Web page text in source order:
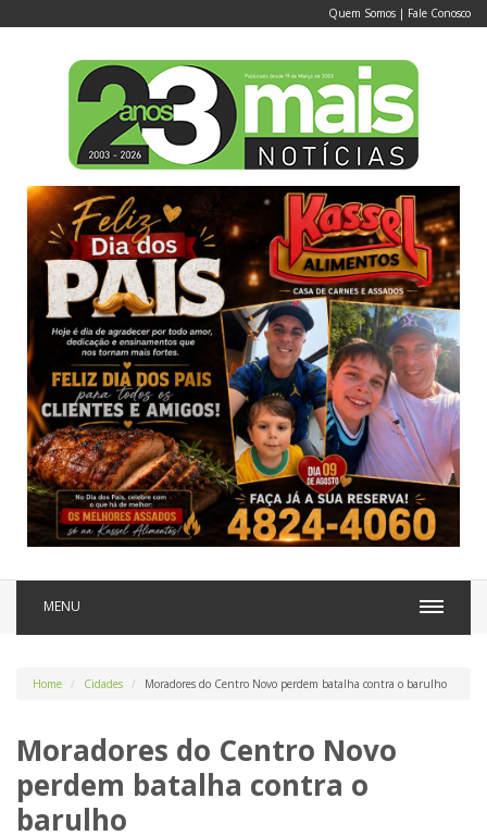
Quem Somos | Fale Conosco
MENU
Home Cidades Moradores do Centro Novo perdem batalha contra o barulho
Moradores do Centro Novo
perdem batalha contra o
barulho